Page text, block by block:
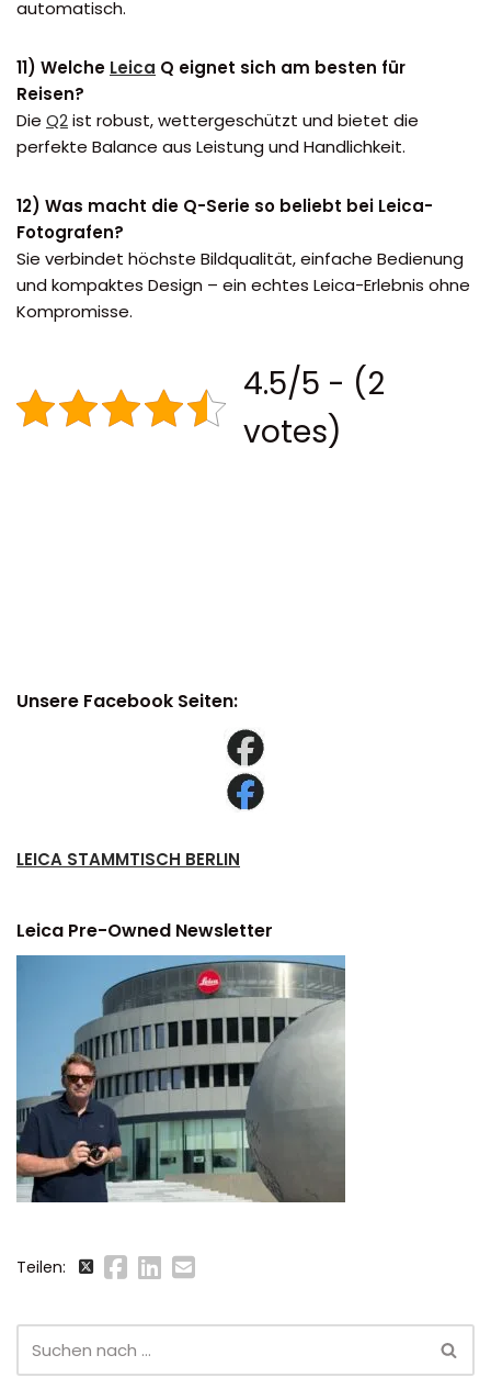
automatisch.
11) Welche Leica Q eignet sich am besten für
Reisen?
Die Q2ist robust, wettergeschützt und bietet die
perfekte Balance aus Leistung und Handlichkeit.
12) Was macht die Q-Serie so beliebt bei Leica-
Fotografen?
Sie verbindet höchste Bildqualität, einfache Bedienung
und kompaktes Design – ein echtes Leica-Erlebnis ohne
Kompromisse.
4.5/5 - (2
votes)
Unsere Facebook Seiten:
LEICA STAMMTISCH BERLIN
Leica Pre-Owned Newsletter
Teilen: